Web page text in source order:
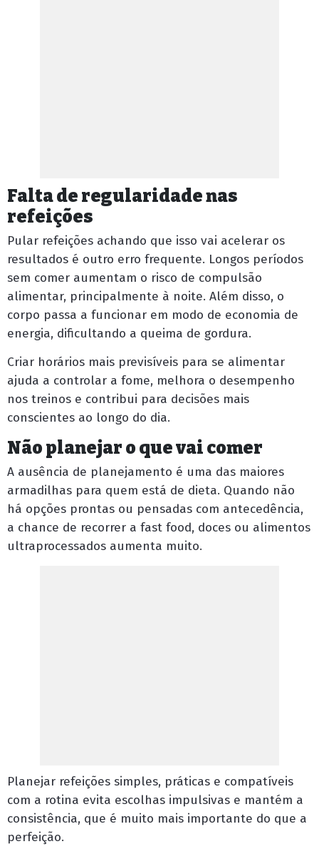
Falta de regularidade nas
refeições
Pular refeições achando que isso vai acelerar os
resultados é outro erro frequente. Longos períodos
sem comer aumentam o risco de compulsão
alimentar, principalmente à noite. Além disso, o
corpo passa a funcionar em modo de economia de
energia, dificultando a queima de gordura.
Criar horários mais previsíveis para se alimentar
ajuda a controlar a fome, melhora o desempenho
nos treinos e contribui para decisões mais
conscientes ao longo do dia.
Não planejar o que vai comer
A ausência de planejamento é uma das maiores
armadilhas para quem está de dieta. Quando não
há opções prontas ou pensadas com antecedência,
a chance de recorrer a fast food, doces ou alimentos
ultraprocessados aumenta muito.
Planejar refeições simples, práticas e compatíveis
com a rotina evita escolhas impulsivas e mantém a
consistência, que é muito mais importante do que a
perfeição.